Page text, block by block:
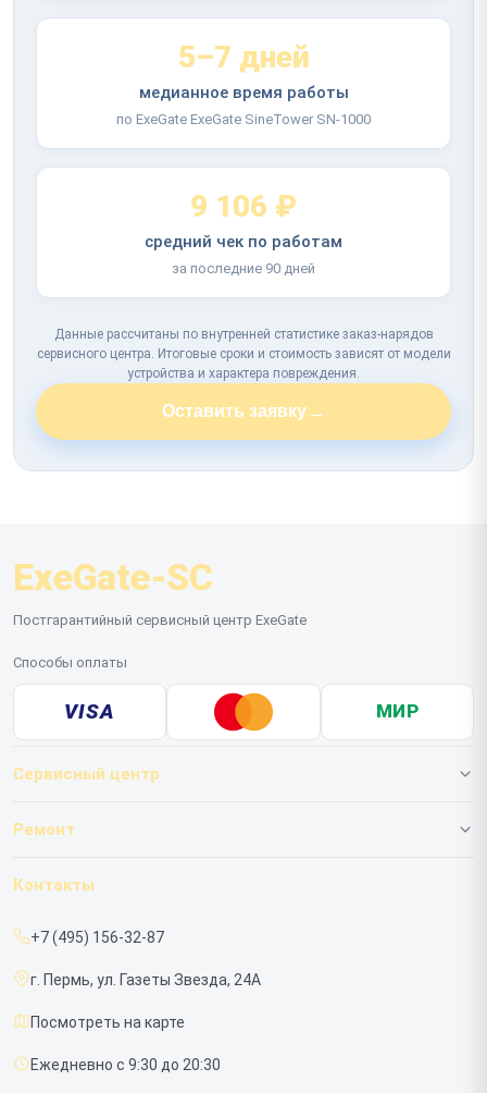
5–7 дней
медианное время работы
по ExeGate ExeGate SineTower SN-1000
9 106 ₽
средний чек по работам
за последние 90 дней
Данные рассчитаны по внутренней статистике заказ-нарядов
сервисного центра. Итоговые сроки и стоимость зависят от модели
устройства и характера повреждения.
Оставить заявку→
ExeGate-SC
Постгарантийный сервисный центр ExeGate
Способы оплаты
VISA МИР
Сервисный центр
О нашем сервисе
Срочный ремонт
Доставка и способы оплаты
Диагностика
Контакты
Ремонт
ИБП
Контакты
+7 (495) 156-32-87
г. Пермь, ул. Газеты Звезда, 24А
Посмотреть на карте
Ежедневно с 9:30 до 20:30